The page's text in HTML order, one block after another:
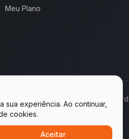
sua experiência. Ao continuar,
cookies.
Aceitar
Meu Plano
Termos
& Serviços